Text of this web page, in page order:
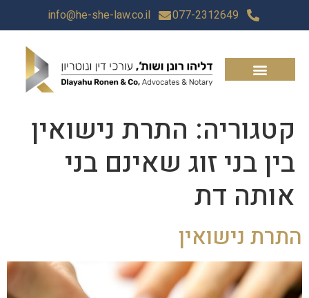
077-2312649
info@he-she-law.co.il
קטגוריה: התרת נישואין
בין בני זוג שאינם בני
אותה דת
התרת נישואין